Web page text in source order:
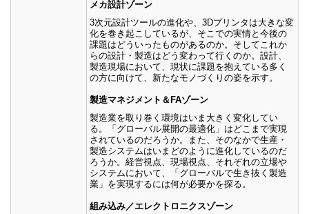
メカ設計ゾーン
3次元設計ツールの進化や、3Dプリンタは大きな変
化を巻き起こしているが、そこでの実情と今後の
課題はどういったものがあるのか。そしてこれか
らの設計・製造はどう変わって行くのか。設計、
製造現場において、現状に課題を抱えている多く
の方に向けて、新たなモノづくりの姿を示す。
製造マネジメント＆FAゾーン
製造業を取り巻く環境はいま大きく変化してい
る。「グローバル展開の最適化」はどこまで実現
されているのだろうか。また、そのなかで生産・
製造システムはいまどのように進化しているのだ
ろうか。経営視点、現場視点、それぞれの立場や
システムにおいて、「グローバルで生き抜く製造
業」を実現するには何が必要かを探る。
組み込み／エレクトロニクスゾーン